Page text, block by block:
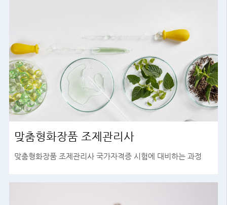
맞춤형화장품 조제관리사
맞춤형화장품 조제관리사 국가자격증 시험에 대비하는 과정